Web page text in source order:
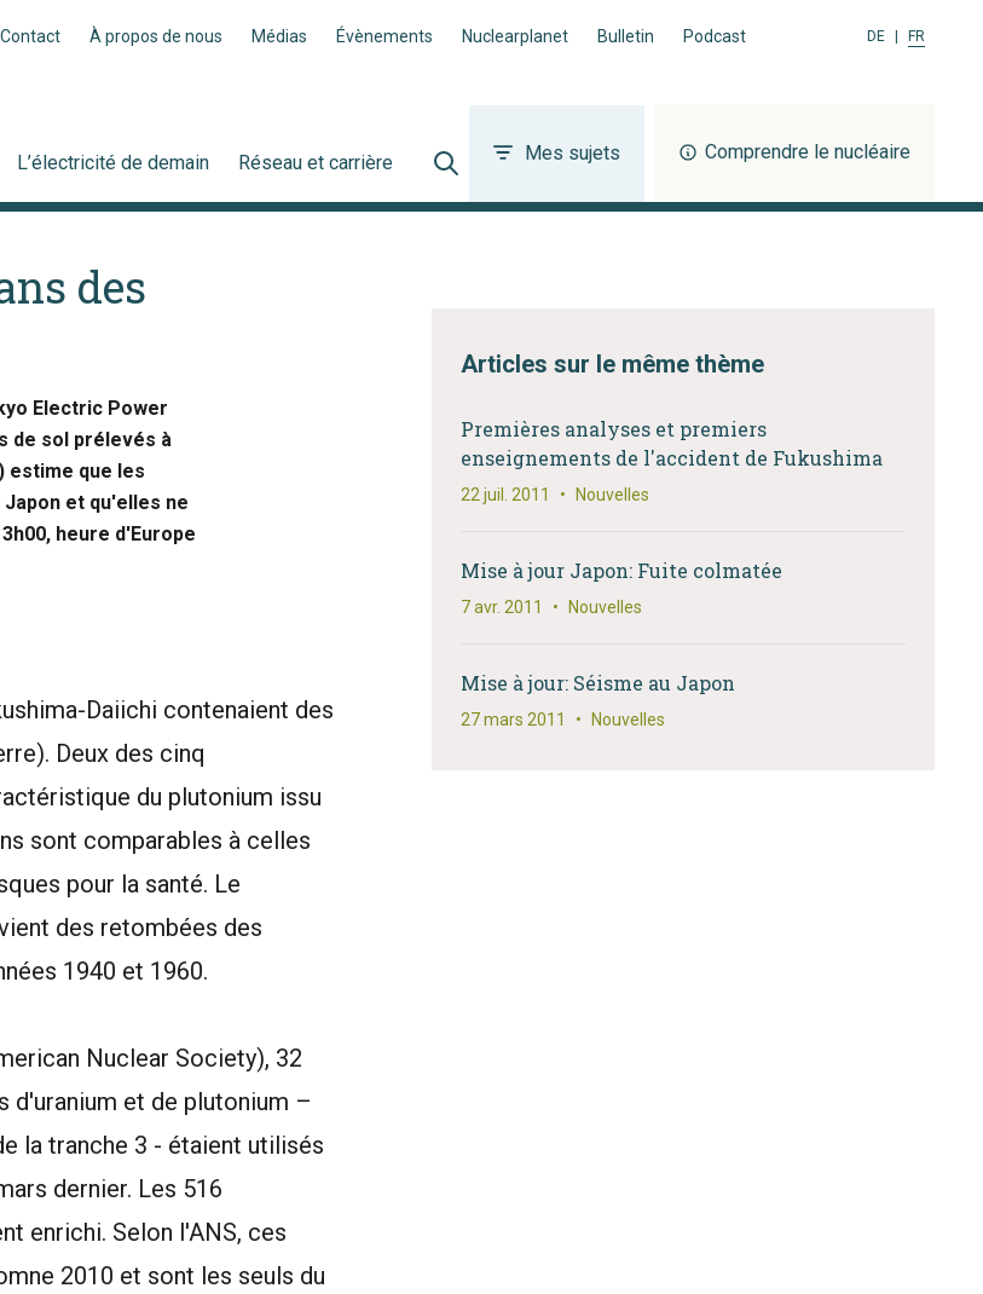
Contact À propos de nous Médias Évènements Nuclearplanet Bulletin Podcast DE FR
L’électricité de demain Réseau et carrière Mes sujets Comprendre le nucléaire
des
Electric Power
de sol prélevés à
estime que les
et qu'elles ne
heure d'Europe
Daiichi contenaient des
Deux des cinq
du plutonium issu
sont comparables à celles
pour la santé. Le
des retombées des
1940 et 1960.
Nuclear Society), 32
d'uranium et de plutonium –
la tranche 3 - étaient utilisés
dernier. Les 516
enrichi. Selon l'ANS, ces
2010 et sont les seuls du
Articles sur le même thème
Premières analyses et premiers
enseignements de l'accident de Fukushima
22 juil. 2011 • Nouvelles
Mise à jour Japon: Fuite colmatée
7 avr. 2011 • Nouvelles
Mise à jour: Séisme au Japon
27 mars 2011 • Nouvelles